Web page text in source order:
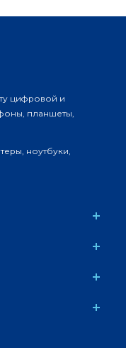
цифровой и
планшеты,
ноутбуки,